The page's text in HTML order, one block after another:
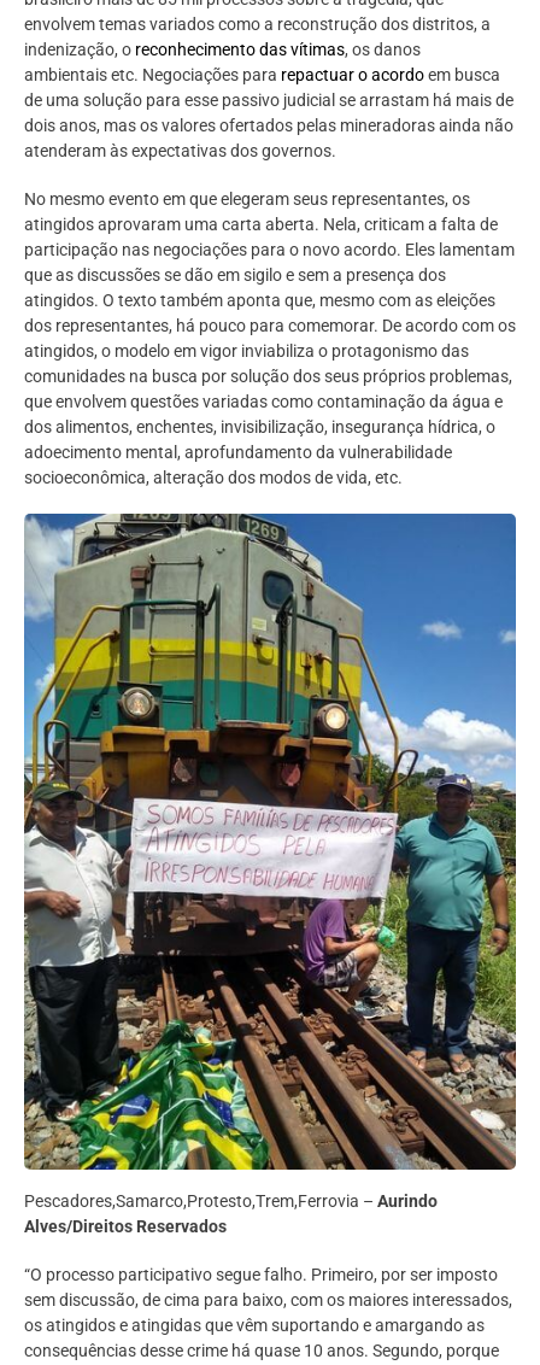
envolvem temas variados como a reconstrução dos distritos, a
indenização, o reconhecimento das vítimas, os danos
ambientais etc. Negociações para repactuar o acordoem busca
de uma solução para esse passivo judicial se arrastam há mais de
dois anos, mas os valores ofertados pelas mineradoras ainda não
atenderam às expectativas dos governos.
No mesmo evento em que elegeram seus representantes, os
atingidos aprovaram uma carta aberta. Nela, criticam a falta de
participação nas negociações para o novo acordo. Eles lamentam
que as discussões se dão em sigilo e sem a presença dos
atingidos. O texto também aponta que, mesmo com as eleições
dos representantes, há pouco para comemorar. De acordo com os
atingidos, o modelo em vigor inviabiliza o protagonismo das
comunidades na busca por solução dos seus próprios problemas,
que envolvem questões variadas como contaminação da água e
dos alimentos, enchentes, invisibilização, insegurança hídrica, o
adoecimento mental, aprofundamento da vulnerabilidade
socioeconômica, alteração dos modos de vida, etc.
Pescadores,Samarco,Protesto,Trem,Ferrovia – Aurindo
Alves/Direitos Reservados
“O processo participativo segue falho. Primeiro, por ser imposto
sem discussão, de cima para baixo, com os maiores interessados,
os atingidos e atingidas que vêm suportando e amargando as
consequências desse crime há quase 10 anos. Segundo, porque